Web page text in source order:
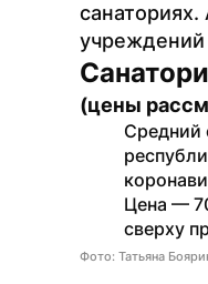
учреждений
(цены
Средний
Цена —
сверху
Фото: Татьяна